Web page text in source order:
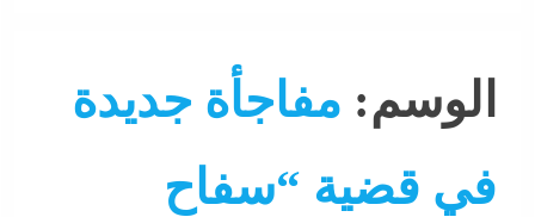
الوسم: مفاجأة جديدة
في قضية “سفاح